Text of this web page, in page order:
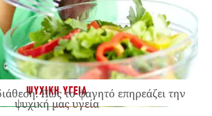
ΨΥΧΙΚΗ ΥΓΕΙΑ
Πώς το φαγητό επηρεάζει την
ψυχική μας υγεία